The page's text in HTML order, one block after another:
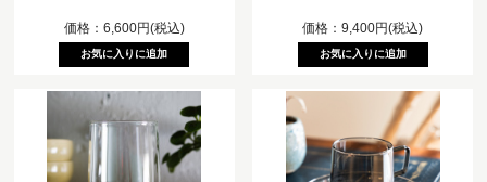
価格：6,600円(税込) 価格：9,400円(税込)